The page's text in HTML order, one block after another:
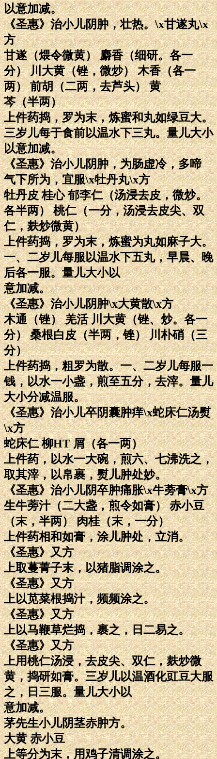
以意加减。
《圣惠》治小儿阴肿，壮热。\x甘遂丸\x
方
甘遂（煨令微黄） 麝香（细研。各一
分） 川大黄（锉，微炒） 木香（各一
两） 前胡（二两，去芦头） 黄
芩（半两）
上件药捣，罗为末，炼蜜和丸如绿豆大。
三岁儿每于食前以温水下三丸。量儿大小
以意加减。
《圣惠》治小儿阴肿，为肠虚冷，多啼
气下所为，宜服\x牡丹丸\x方
牡丹皮 桂心 郁李仁（汤浸去皮，微炒。
各半两） 桃仁（一分，汤浸去皮尖、双
仁，麸炒微黄）
上件药捣，罗为末，炼蜜为丸如麻子大。
一、二岁儿每服以温水下五丸，早晨、晚
后各一服。量儿大小以
意加减。
《圣惠》治小儿阴肿\x大黄散\x方
木通（锉） 羌活 川大黄（锉、炒。各一
分） 桑根白皮（半两，锉） 川朴硝（三
分）
上件药捣，粗罗为散。一、二岁儿每服一
钱，以水一小盏，煎至五分，去滓。量儿
大小分减温服。
《圣惠》治小儿卒阴囊肿痒\x蛇床仁汤熨
\x方
蛇床仁 柳HT 屑（各一两）
上件药，以水一大碗，煎六、七沸洗之，
取其滓，以帛裹，熨儿肿处妙。
《圣惠》治小儿阴卒肿痛胀\x牛蒡膏\x方
生牛蒡汁（二大盏，煎令如膏） 赤小豆
（末，半两） 肉桂（末，一分）
上件药相和如膏，涂儿肿处，立消。
《圣惠》又方
上取蔓菁子末，以猪脂调涂之。
《圣惠》又方
上以苋菜根捣汁，频频涂之。
《圣惠》又方
上以马鞭草烂捣，裹之，日二易之。
《圣惠》又方
上用桃仁汤浸，去皮尖、双仁，麸炒微
黄，捣研如膏。三岁儿以温酒化豇豆大服
之，日三服。量儿大小以
意加减。
茅先生小儿阴茎赤肿方。
大黄 赤小豆
上等分为末，用鸡子清调涂之。